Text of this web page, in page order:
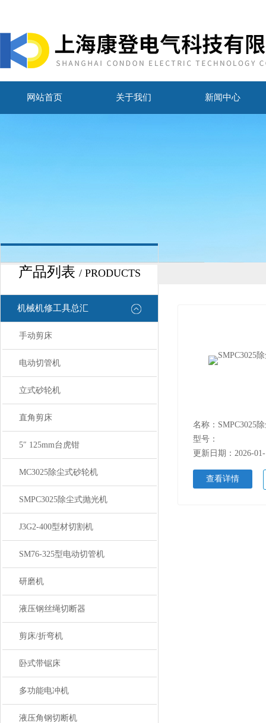
网站首页 关于我们 新闻中心
产品列表 / PRODUCTS
机械机修工具总汇
手动剪床
电动切管机
立式砂轮机
直角剪床
5″ 125mm台虎钳
MC3025除尘式砂轮机
SMPC3025除尘式抛光机
J3G2-400型材切割机
SM76-325型电动切管机
研磨机
液压钢丝绳切断器
剪床/折弯机
卧式带锯床
多功能电冲机
液压角钢切断机
名称：SMPC3025
型号：
更新日期：2026-
查看详情